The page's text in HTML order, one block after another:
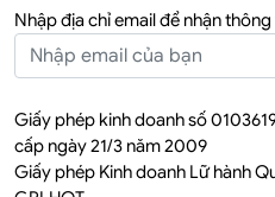
Nhập địa chỉ email để nhận
Giấy phép kinh doanh số
cấp ngày 21/3 năm 2009
Giấy phép Kinh doanh Lữ hành